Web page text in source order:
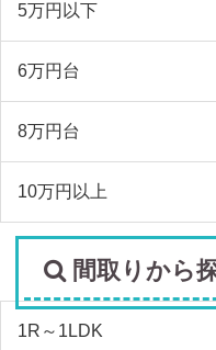
5万円以下
6万円台
8万円台
10万円以上
間取りから
1R～1LDK